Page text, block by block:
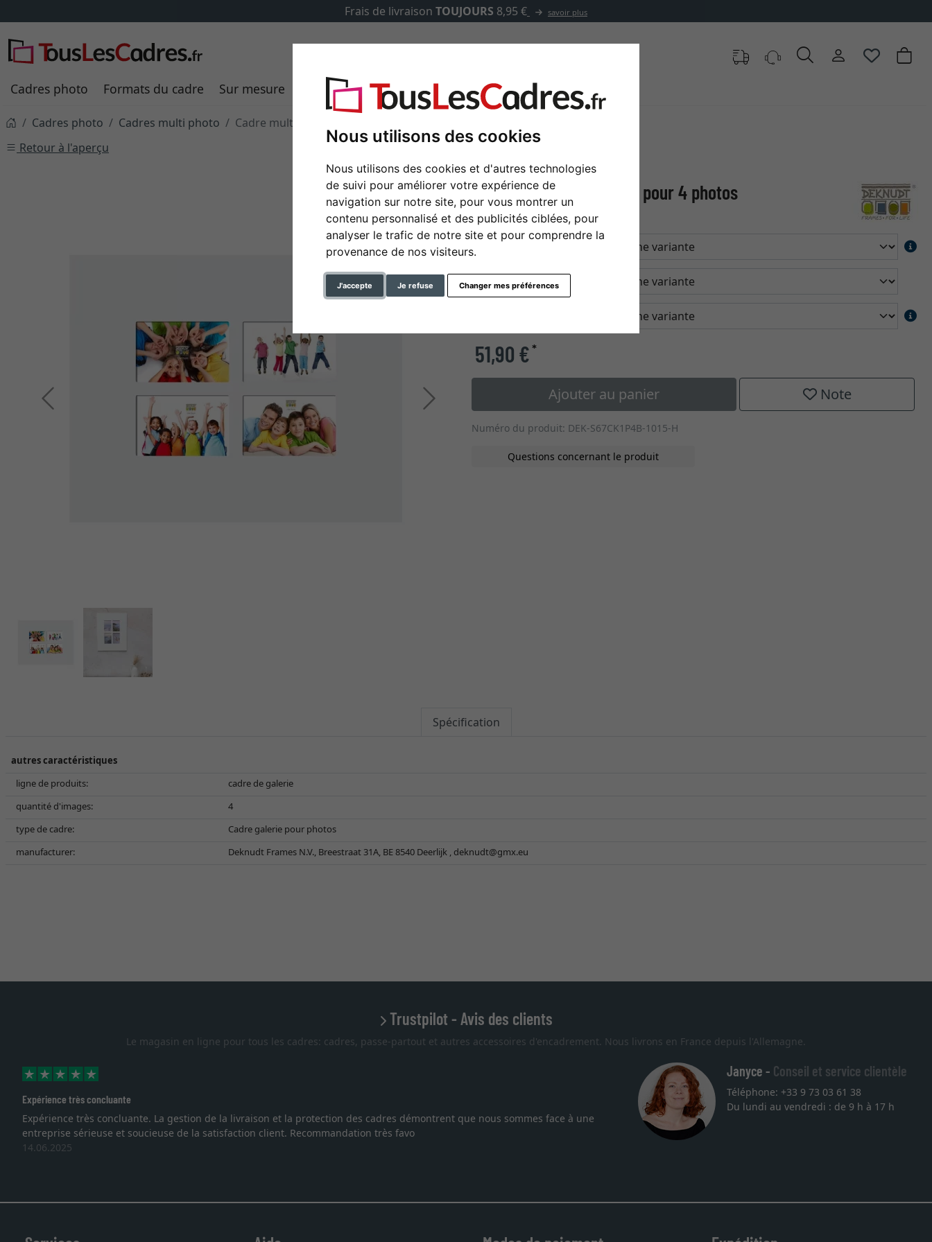
Nous utilisons des cookies
Nous utilisons des cookies et d'autres technologies
de suivi pour améliorer votre expérience de
navigation sur notre site, pour vous montrer un
contenu personnalisé et des publicités ciblées, pour
analyser le trafic de notre site et pour comprendre la
provenance de nos visiteurs.
J'accepte Je refuse Changer mes préférences
Frais de livraison TOUJOURS 8,95 € savoir plus
Cadres photo Formats du cadre Sur mesure Passe-partout Marques Accessoires
Cadres photo Cadres multi photo
Cadre multi photos Elise pour 4 photos
Retour à l'aperçu
Retour Continuer
Cadre multi photos Elise pour 4 photos
couleur
51,90 €*
Ajouter au panier Note
Numéro du produit: DEK-S67CK1P4B-1015-H
Questions concernant le produit
Spécification
autres caractéristiques
ligne de produits:
cadre de galerie
quantité d'images:
4
type de cadre:
Cadre galerie pour photos
manufacturer:
Deknudt Frames N.V., Breestraat 31A, BE 8540 Deerlijk , deknudt@gmx.eu
Trustpilot - Avis des clients
Le magasin en ligne pour tous les cadres: cadres, passe-partout et autres accessoires d'encadrement. Nous livrons en France depuis l'Allemagne.
Expérience très concluante
Expérience très concluante. La gestion de la livraison et la protection des cadres démontrent que nous sommes face à une
entreprise sérieuse et soucieuse de la satisfaction client. Recommandation très favo
14.06.2025
Janyce - Conseil et service clientèle
Téléphone: +33 9 73 03 61 38
Du lundi au vendredi : de 9 h à 17 h